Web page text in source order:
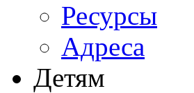
Ресурсы
Адреса
Детям